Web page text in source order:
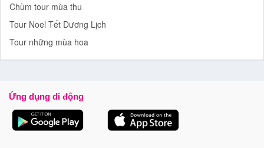
Chùm tour mùa thu
Tour Noel Tết Dương Lịch
Tour những mùa hoa
Ứng dụng di động